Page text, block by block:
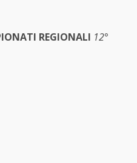
REGIONALI 12°